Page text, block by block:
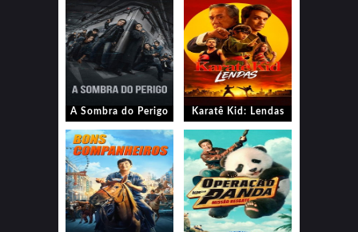
A Sombra do Perigo Karatê Kid: Lendas